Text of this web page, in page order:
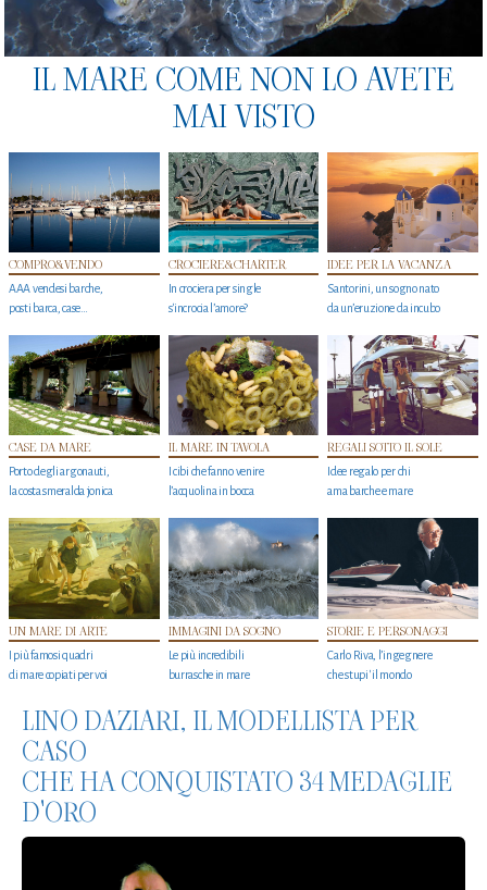
IL MARE COME NON LO AVETE
MAI VISTO
COMPRO&VENDO
AAA vendesi barche,
posti barca, case…
CROCIERE&CHARTER
In crociera per single
s'incrocia l’amore?
IDEE PER LA VACANZA
Santorini, un sogno nato
da un’eruzione da incubo
CASE DA MARE
Porto degli argonauti,
la costa smeralda jonica
IL MARE IN TAVOLA
I cibi che fanno venire
l’acquolina in bocca
REGALI SOTTO IL SOLE
Idee regalo per chi
ama barche e mare
UN MARE DI ARTE
I più famosi quadri
di mare copiati per voi
IMMAGINI DA SOGNO
Le più incredibili
burrasche in mare
STORIE E PERSONAGGI
Carlo Riva, l’ingegnere
che stupi' il mondo
LINO DAZIARI, IL MODELLISTA PER
CASO
CHE HA CONQUISTATO 34 MEDAGLIE
D'ORO